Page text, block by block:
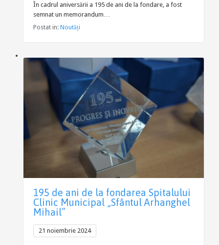
În cadrul aniversării a 195 de ani de la fondare, a fost
semnat un memorandum…
Postat in: Noutăți
195 de ani de la fondarea Spitalului
Clinic Municipal „Sfântul Arhanghel
Mihail”
21 noiembrie 2024